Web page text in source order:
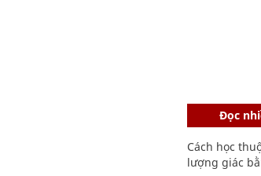
Đọc
Cách học
lượng giác